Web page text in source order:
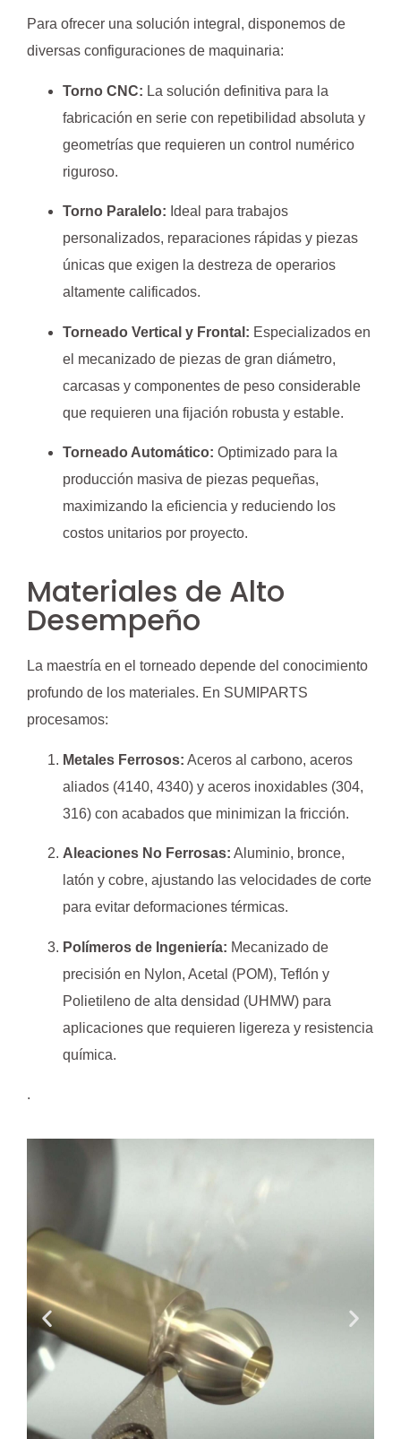
Para ofrecer una solución integral, disponemos de
diversas configuraciones de maquinaria:
Torno CNC: La solución definitiva para la
fabricación en serie con repetibilidad absoluta y
geometrías que requieren un control numérico
riguroso.
Torno Paralelo: Ideal para trabajos
personalizados, reparaciones rápidas y piezas
únicas que exigen la destreza de operarios
altamente calificados.
Torneado Vertical y Frontal: Especializados en
el mecanizado de piezas de gran diámetro,
carcasas y componentes de peso considerable
que requieren una fijación robusta y estable.
Torneado Automático: Optimizado para la
producción masiva de piezas pequeñas,
maximizando la eficiencia y reduciendo los
costos unitarios por proyecto.
Materiales de Alto
Desempeño
La maestría en el torneado depende del conocimiento
profundo de los materiales. En SUMIPARTS
procesamos:
Metales Ferrosos: Aceros al carbono, aceros
aliados (4140, 4340) y aceros inoxidables (304,
316) con acabados que minimizan la fricción.
Aleaciones No Ferrosas: Aluminio, bronce,
latón y cobre, ajustando las velocidades de corte
para evitar deformaciones térmicas.
Polímeros de Ingeniería: Mecanizado de
precisión en Nylon, Acetal (POM), Teflón y
Polietileno de alta densidad (UHMW) para
aplicaciones que requieren ligereza y resistencia
química.
.